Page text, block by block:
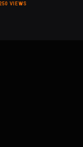
VIEWS